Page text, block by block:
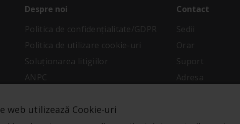
Despre noi
Politica de confidenţialitate/GDPR
Politica de utilizare cookie-uri
Soluționarea litigiilor
ANPC
Contact
Sedii
Orar
Suport
Adresa
web utilizează Cookie-uri